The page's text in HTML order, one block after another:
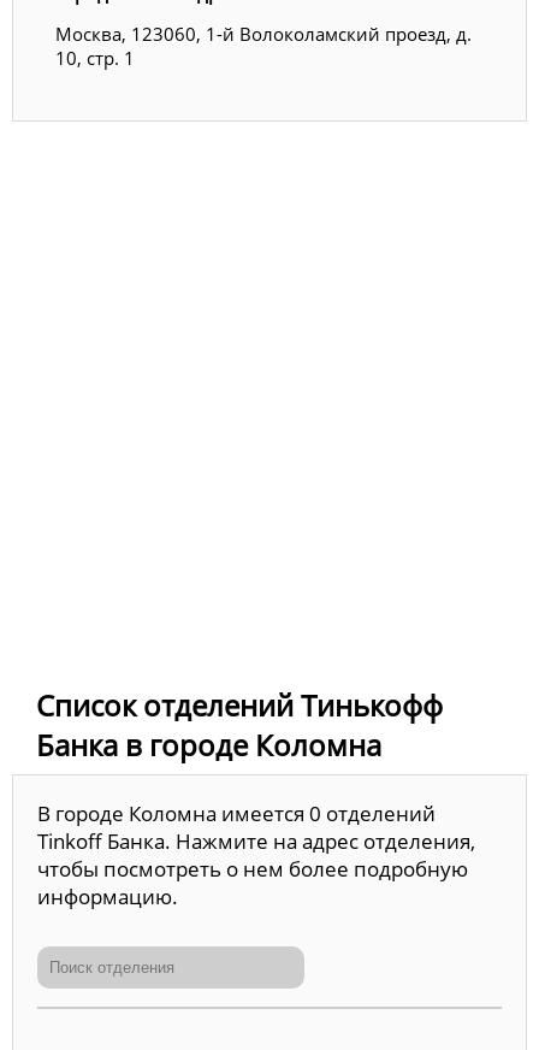
Москва, 123060, 1-й Волоколамский проезд, д.
10, стр. 1
Список отделений Тинькофф
Банка в городе Коломна
В городе Коломна имеется 0 отделений
Tinkoff Банка. Нажмите на адрес отделения,
чтобы посмотреть о нем более подробную
информацию.